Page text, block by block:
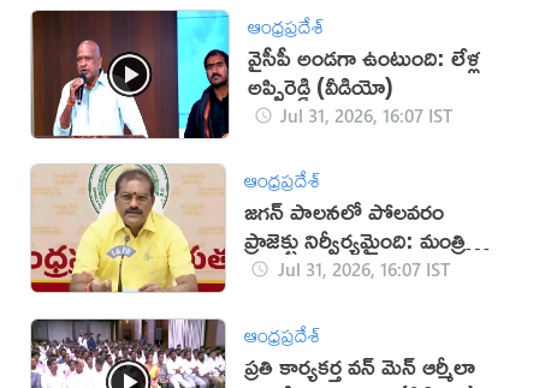
ఆంధ్రప్రదేశ్
వైసీపీ అండగా ఉంటుంది: లేళ్ల
అప్పిరెడ్డి (వీడియో)
Jul 31, 2026, 16:07 IST
ఆంధ్రప్రదేశ్
జగన్‌ పాలనలో పోలవరం
ప్రాజెక్టు నిర్వీర్యమైంది: మంత్రి
నిమ్మలJul 31, 2026, 16:07 IST
ఆంధ్రప్రదేశ్
ప్రతి కార్యకర్త వన్ మెన్ ఆర్మీలా